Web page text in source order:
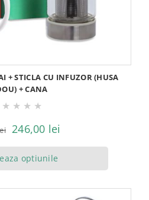
+ STICLA CU INFUZOR (HUSA
+ CANA
★ ★ ★ ★
Prețul
inițial
a
246,00 lei
curent
optiunile